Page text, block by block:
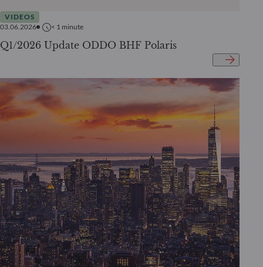
VIDEOS
03.06.2026
< 1 minute
Q1/2026 Update ODDO BHF Polaris